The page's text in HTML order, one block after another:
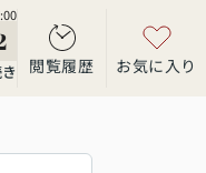
閲覧履歴 お気に入り